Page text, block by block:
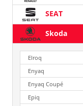
SEAT
Skoda
Elroq
Enyaq
Enyaq Coupé
Epiq